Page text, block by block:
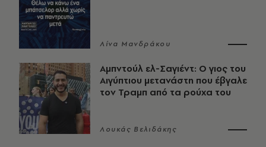
Λίνα Μανδράκου
Αμπντούλ ελ-Σαγιέντ: Ο γιος του
Αιγύπτιου μετανάστη που έβγαλε
τον Τραμπ από τα ρούχα του
Λουκάς Βελιδάκης